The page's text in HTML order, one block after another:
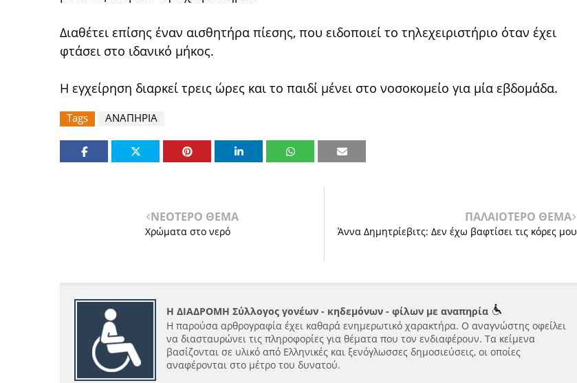
Διαθέτει επίσης έναν αισθητήρα πίεσης, που ειδοποιεί το τηλεχειριστήριο όταν έχει
φτάσει στο ιδανικό μήκος.
Η εγχείρηση διαρκεί τρεις ώρες και το παιδί μένει στο νοσοκομείο για μία εβδομάδα.
Tags ΑΝΑΠΗΡΙΑ
ΝΕΟΤΕΡΟ ΘΕΜΑ
Χρώματα στο νερό
ΠΑΛΑΙΟΤΕΡΟ ΘΕΜΑ
Άννα Δημητρίεβιτς: Δεν έχω βαφτίσει τις κόρες μου
Η ΔΙΑΔΡΟΜΗ Σύλλογος γονέων - κηδεμόνων - φίλων με αναπηρία
Η παρούσα αρθρογραφία έχει καθαρά ενημερωτικό χαρακτήρα. Ο αναγνώστης οφείλει
να διασταυρώνει τις πληροφορίες για θέματα που τον ενδιαφέρουν. Τα κείμενα
βασίζονται σε υλικό από Ελληνικές και ξενόγλωσσες δημοσιεύσεις, οι οποίες
αναφέρονται στο μέτρο του δυνατού.